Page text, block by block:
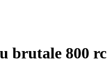
brutale 800 rc